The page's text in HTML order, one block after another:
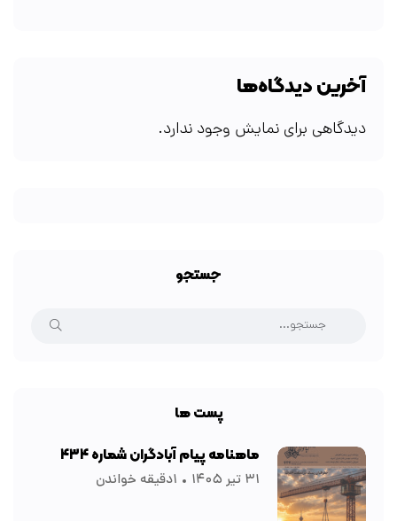
آخرین دیدگاه‌ها
دیدگاهی برای نمایش وجود ندارد.
جستجو
پست ها
ماهنامه پیام آبادگران شماره ۴۳۴
۳۱ تیر ۱۴۰۵ ۱دقیقه خواندن